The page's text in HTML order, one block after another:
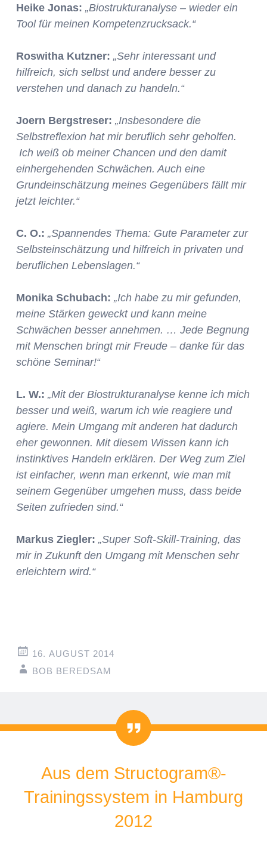
Heike Jonas: „Biostrukturanalyse – wieder ein
Tool für meinen Kompetenzrucksack.“
Roswitha Kutzner: „Sehr interessant und
hilfreich, sich selbst und andere besser zu
verstehen und danach zu handeln.“
Joern Bergstreser: „Insbesondere die
Selbstreflexion hat mir beruflich sehr geholfen.
Ich weiß ob meiner Chancen und den damit
einhergehenden Schwächen. Auch eine
Grundeinschätzung meines Gegenübers fällt mir
jetzt leichter.“
C. O.: „Spannendes Thema: Gute Parameter zur
Selbsteinschätzung und hilfreich in privaten und
beruflichen Lebenslagen.“
Monika Schubach: „Ich habe zu mir gefunden,
meine Stärken geweckt und kann meine
Schwächen besser annehmen. … Jede Begnung
mit Menschen bringt mir Freude – danke für das
schöne Seminar!“
L. W.: „Mit der Biostrukturanalyse kenne ich mich
besser und weiß, warum ich wie reagiere und
agiere. Mein Umgang mit anderen hat dadurch
eher gewonnen. Mit diesem Wissen kann ich
instinktives Handeln erklären. Der Weg zum Ziel
ist einfacher, wenn man erkennt, wie man mit
seinem Gegenüber umgehen muss, dass beide
Seiten zufrieden sind.“
Markus Ziegler: „Super Soft-Skill-Training, das
mir in Zukunft den Umgang mit Menschen sehr
erleichtern wird.“
16. AUGUST 2014
BOB BEREDSAM
Zitat
Aus dem Structogram®-
Trainingssystem in Hamburg
2012